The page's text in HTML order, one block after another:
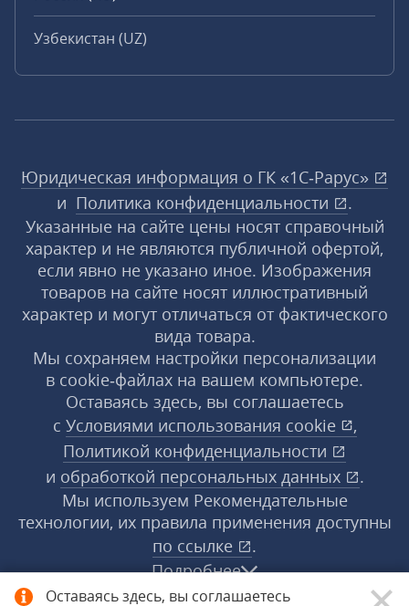
Оставаясь здесь, вы соглашаетесь
Узбекистан (UZ)
Юридическая информация о ГК «1С‑Рарус»
и Политика конфиденциальности
.
Указанные на сайте цены носят справочный
характер и не являются публичной офертой,
если явно не указано иное. Изображения
товаров на сайте носят иллюстративный
характер и могут отличаться от фактического
вида товара.
Мы сохраняем настройки персонализации
в cookie‑файлах на вашем компьютере.
Оставаясь здесь, вы соглашаетесь
с Условиями использования cookie
,
Политикой конфиденциальности
и обработкой персональных данных
.
Мы используем Рекомендательные
технологии, их правила применения доступны
по ссылке
.
Подробнее